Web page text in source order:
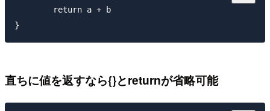
直ちに値を返すなら{}とreturnが省略可能